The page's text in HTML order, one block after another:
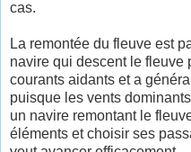
cas.
La remontée du fleuve est
navire qui descent le fleuve
courants aidants et a
puisque les vents
un navire remontant le
éléments et choisir ses